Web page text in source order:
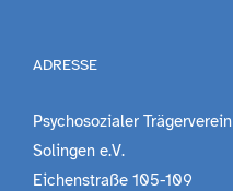
ADRESSE
Psychosozialer Trägerverein
Solingen e.V.
Eichenstraße 105-109